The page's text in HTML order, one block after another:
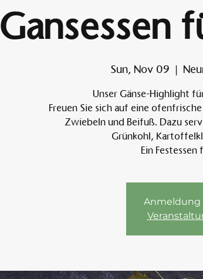
Gansessen
Sun, Nov 09
  |
Unser Gänse-Highlight
Freuen Sie sich auf eine
Zwiebeln und Beifuß. Dazu
Grünkohl,
Ein
Anmeldung